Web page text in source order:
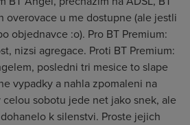
overovace u me dostupne (ale jestli
objednavce :o). Pro BT Premium:
nizsi agregace. Proti BT Premium:
posledni tri mesice to slape
vypadky a nahla zpomaleni na
sobotu jede net jako snek, ale
k silenstvi. Proste jejich